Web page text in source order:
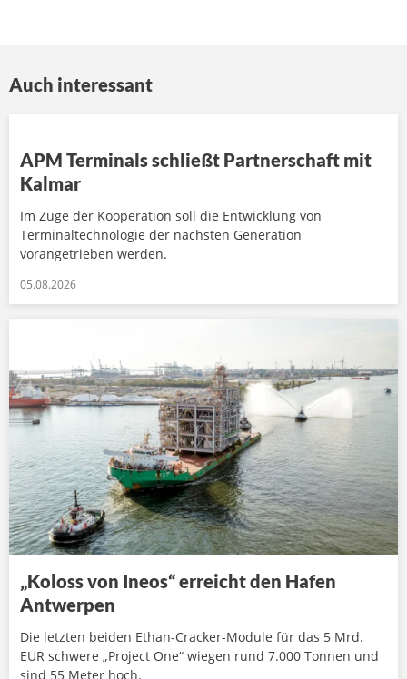
Auch interessant
APM Terminals schließt Partnerschaft mit
Kalmar
Im Zuge der Kooperation soll die Entwicklung von
Terminaltechnologie der nächsten Generation
vorangetrieben werden.
05.08.2026
„Koloss von Ineos“ erreicht den Hafen
Antwerpen
Die letzten beiden Ethan-Cracker-Module für das 5 Mrd.
EUR schwere „Project One“ wiegen rund 7.000 Tonnen und
sind 55 Meter hoch.